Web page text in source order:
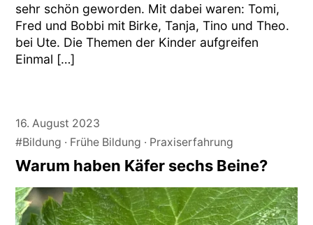
sehr schön geworden. Mit dabei waren: Tomi,
Fred und Bobbi mit Birke, Tanja, Tino und Theo.
bei Ute. Die Themen der Kinder aufgreifen
Einmal […]
16. August 2023
#Bildung
Frühe Bildung Praxiserfahrung
Warum haben Käfer sechs Beine?